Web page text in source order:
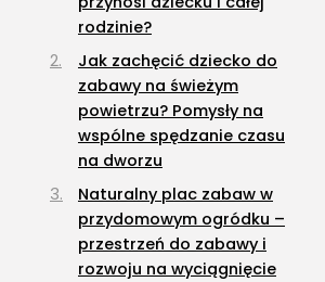
rodzinie?
Jak zachęcić dziecko do
zabawy na świeżym
powietrzu? Pomysły na
wspólne spędzanie czasu
na dworzu
Naturalny plac zabaw w
przydomowym ogródku –
przestrzeń do zabawy i
rozwoju na wyciągnięcie